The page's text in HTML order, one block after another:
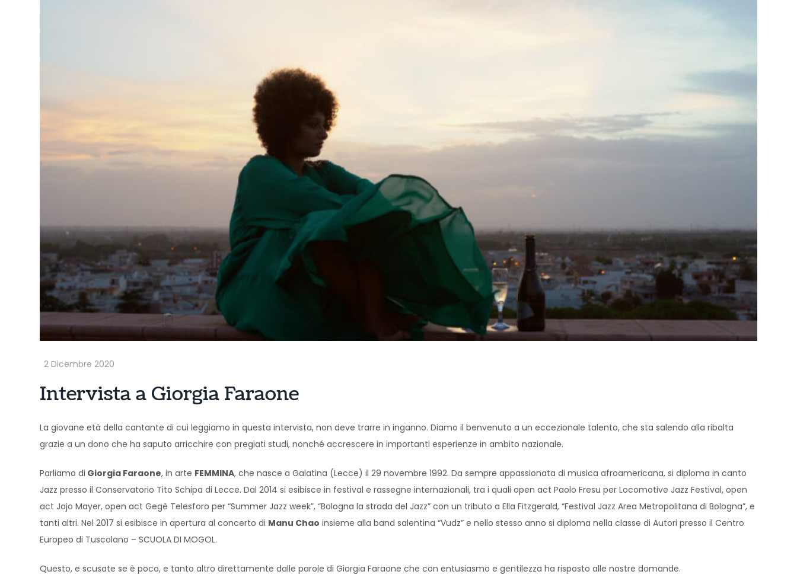
Intervista a Giorgia Faraone
La giovane età della cantante di cui leggiamo in questa intervista, non deve trarre in inganno. Diamo il benvenuto a un eccezionale talento, che sta salendo alla ribalta
grazie a un dono che ha saputo arricchire con pregiati studi, nonché accrescere in importanti esperienze in ambito nazionale.
Parliamo di Giorgia Faraone, in arte FEMMINA, che nasce a Galatina (Lecce) il 29 novembre 1992. Da sempre appassionata di musica afroamericana, si diploma in canto
Jazz presso il Conservatorio Tito Schipa di Lecce. Dal 2014 si esibisce in festival e rassegne internazionali, tra i quali open act Paolo Fresu per Locomotive Jazz Festival, open
act Jojo Mayer, open act Gegè Telesforo per “Summer Jazz week”, “Bologna la strada del Jazz” con un tributo a Ella Fitzgerald, “Festival Jazz Area Metropolitana di Bologna”, e
tanti altri. Nel 2017 si esibisce in apertura al concerto di Manu Chao insieme alla band salentina “Vudz” e nello stesso anno si diploma nella classe di Autori presso il Centro
Europeo di Tuscolano – SCUOLA DI MOGOL.
Questo, e scusate se è poco, e tanto altro direttamente dalle parole di Giorgia Faraone che con entusiasmo e gentilezza ha risposto alle nostre domande.